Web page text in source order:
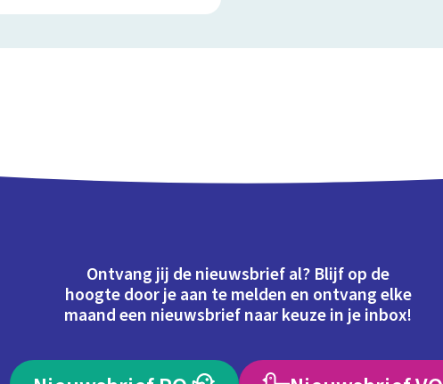
Ontvang jij de nieuwsbrief al? Blijf op de
hoogte door je aan te melden en ontvang elke
maand een nieuwsbrief naar keuze in je inbox!